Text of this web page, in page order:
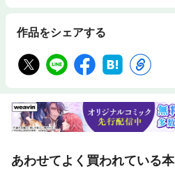
作品をシェアする
あわせてよく買われている本